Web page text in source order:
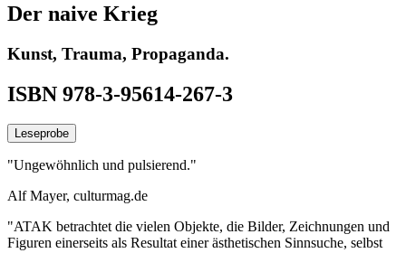
Der naive Krieg
Kunst, Trauma, Propaganda.
ISBN 978-3-95614-267-3
Leseprobe
"Ungewöhnlich und pulsierend."
Alf Mayer, culturmag.de
"ATAK betrachtet die vielen Objekte, die Bilder, Zeichnungen und
Figuren einerseits als Resultat einer ästhetischen Sinnsuche, selbst